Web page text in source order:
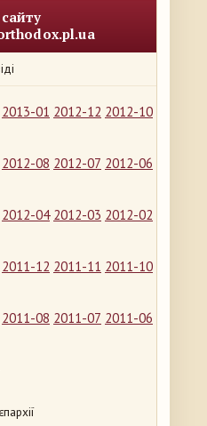
2013-01 2012-12 2012-10
2012-08 2012-07 2012-06
2012-04 2012-03 2012-02
2011-12 2011-11 2011-10
2011-08 2011-07 2011-06